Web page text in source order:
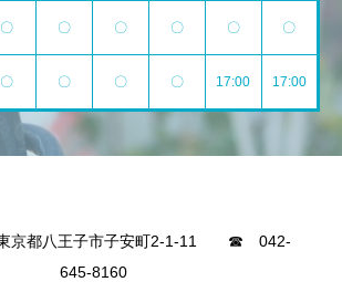
〇 〇 〇 〇 〇 〇
〇 〇 〇 〇 17:00 17:00
京都八王子市子安町2-1-11 ☎ 042-
645-8160